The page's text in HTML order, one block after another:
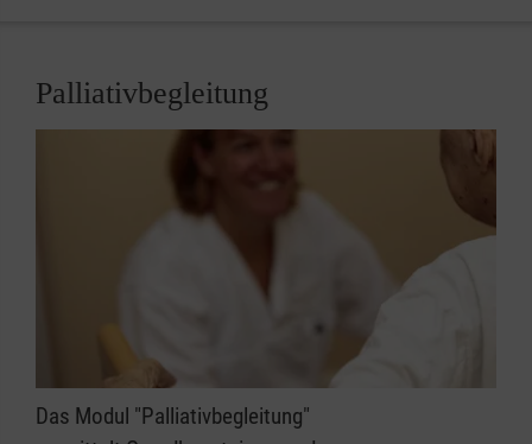
Palliativbegleitung
Das Modul "Palliativbegleitung"